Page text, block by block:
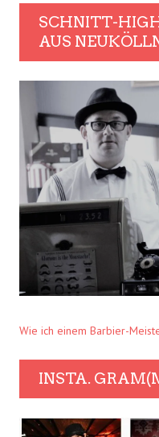
SCHNITT-
AUS
Wie ich einem Barbier-
INSTA.